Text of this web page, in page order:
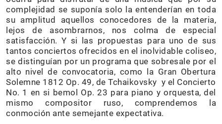
complejidad se suponía solo la entenderían en toda
su amplitud aquellos conocedores de la materia,
lejos de asombrarnos, nos colma de especial
satisfacción. Y si las propuestas para uno de sus
tantos conciertos ofrecidos en el inolvidable coliseo,
se distinguían por un programa que sobresale por el
alto nivel de convocatoria, como la Gran Obertura
Solemne 1812 Op. 49, de Tchaikovsky y el Concierto
No. 1 en si bemol Op. 23 para piano y orquesta, del
mismo compositor ruso, comprendemos la
conmoción ante semejante expectativa.